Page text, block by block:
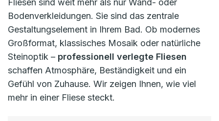
Fliesen sind weit mehr als nur Wand- oder
Bodenverkleidungen. Sie sind das zentrale
Gestaltungselement in Ihrem Bad. Ob modernes
Großformat, klassisches Mosaik oder natürliche
Steinoptik – professionell verlegte Fliesen
schaffen Atmosphäre, Beständigkeit und ein
Gefühl von Zuhause. Wir zeigen Ihnen, wie viel
mehr in einer Fliese steckt.